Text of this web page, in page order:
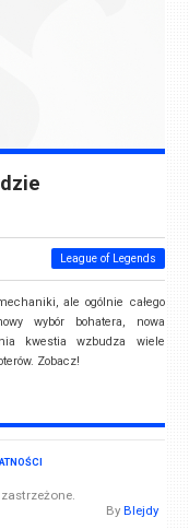
League of Legends
ale ogólnie całego
wybór bohatera, nowa
kwestia wzbudza wiele
Zobacz!
By Blejdy